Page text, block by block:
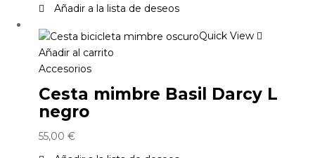
Añadir a la lista de deseos
Quick View
Añadir al carrito
Accesorios
Cesta mimbre Basil Darcy L
negro
55,00 €